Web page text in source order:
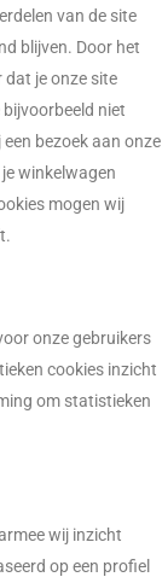
van de site
blijven. Door het
je onze site
niet
bezoek aan onze
winkelwagen
mogen wij
onze gebruikers
cookies inzicht
om statistieken
wij inzicht
op een profiel